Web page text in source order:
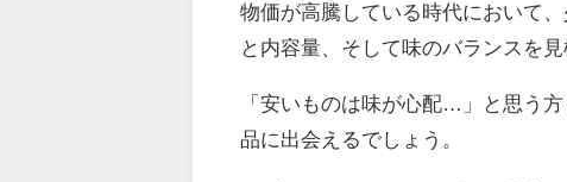
物価が高騰している時代において
と内容量、そして味のバランスを
「安いものは味が心配…」と思う
品に出会えるでしょう。